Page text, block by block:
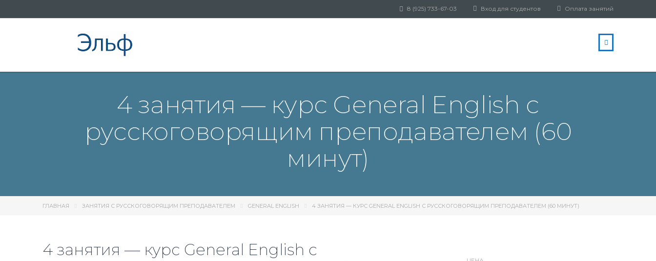
Оплата занятий
Вход для студентов
8 (925) 733-67-03
4 занятия — курс General English с
русскоговорящим преподавателем (60
минут)
ГЛАВНАЯ ЗАНЯТИЯ С РУССКОГОВОРЯЩИМ ПРЕПОДАВАТЕЛЕМ GENERAL ENGLISH 4 ЗАНЯТИЯ — КУРС GENERAL ENGLISH С РУССКОГОВОРЯЩИМ ПРЕПОДАВАТЕЛЕМ (60 МИНУТ)
4 занятия — курс General English с